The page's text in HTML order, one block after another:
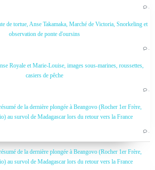
…
de tortue, Anse Takamaka, Marché de Victoria, Snorkeling et
observation de ponte d'oursins
…
Royale et Marie-Louise, images sous-marines, roussettes,
casiers de pêche
…
de la dernière plongée à Beangovo (Rocher 1er Frère,
au survol de Madagascar lors du retour vers la France
…
de la dernière plongée à Beangovo (Rocher 1er Frère,
au survol de Madagascar lors du retour vers la France